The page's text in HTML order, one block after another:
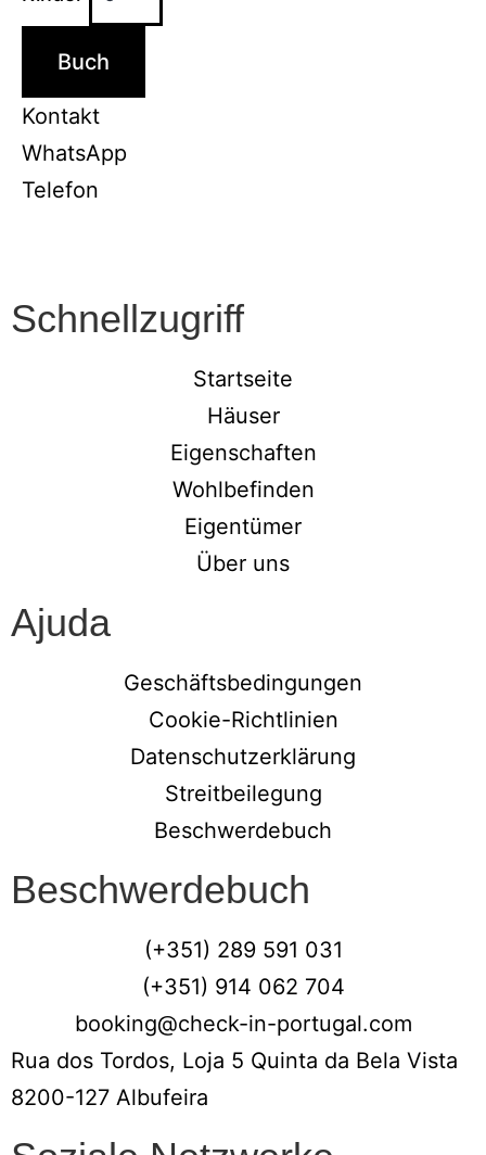
Buch
Kontakt
WhatsApp
Telefon
Schnellzugriff
Startseite
Häuser
Eigenschaften
Wohlbefinden
Eigentümer
Über uns
Ajuda
Geschäftsbedingungen
Cookie-Richtlinien
Datenschutzerklärung
Streitbeilegung
Beschwerdebuch
Beschwerdebuch
(+351) 289 591 031
(+351) 914 062 704
booking@check-in-portugal.com
Rua dos Tordos, Loja 5 Quinta da Bela Vista
8200-127 Albufeira